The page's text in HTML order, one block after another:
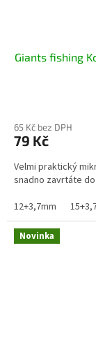
Giants fishing
65 Kč bez DPH
79 Kč
Velmi praktický
snadno zavrtáte
12+3,7mm
Novinka